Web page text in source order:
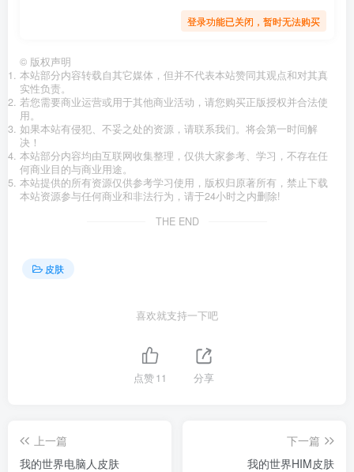
登录功能已关闭，暂时无法购买
© 版权声明
本站部分内容转载自其它媒体，但并不代表本站赞同其观点和对其真
实性负责。
若您需要商业运营或用于其他商业活动，请您购买正版授权并合法使
用。
如果本站有侵犯、不妥之处的资源，请联系我们。将会第一时间解
决！
本站部分内容均由互联网收集整理，仅供大家参考、学习，不存在任
何商业目的与商业用途。
本站提供的所有资源仅供参考学习使用，版权归原著所有，禁止下载
本站资源参与任何商业和非法行为，请于24小时之内删除!
THE END
皮肤
喜欢就支持一下吧
点赞11 分享
上一篇
我的世界电脑人皮肤
下一篇
我的世界HIM皮肤